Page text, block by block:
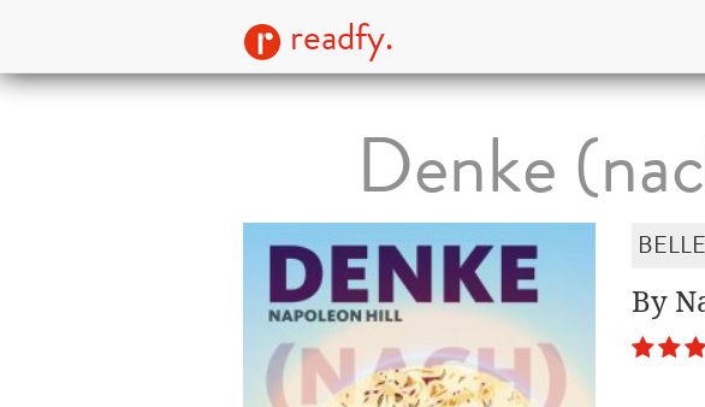
readfy.
Denke
By